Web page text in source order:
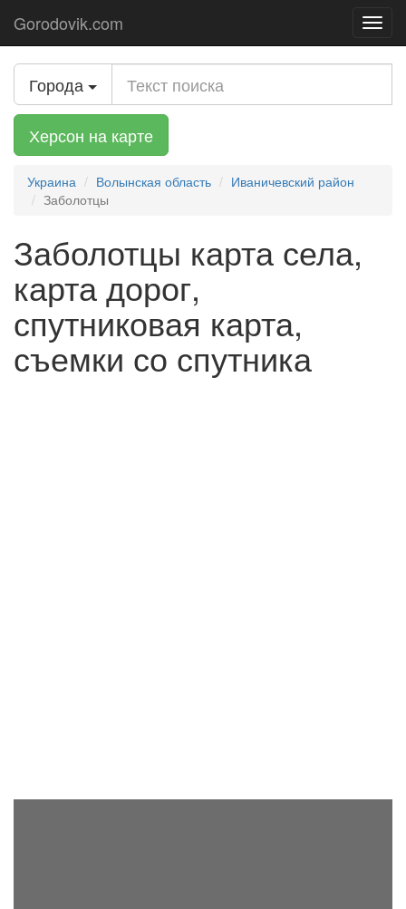
Gorodovik.com
Города
Херсон на карте
Украина Волынская область
Иваничевский район
Заболотцы
Заболотцы карта села,
карта дорог,
спутниковая карта,
съемки со спутника